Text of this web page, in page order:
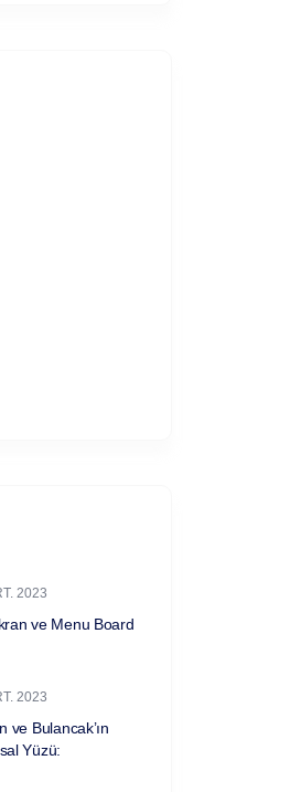
2023
ve Menu Board
2023
ve Bulancak’ın
Yüzü: